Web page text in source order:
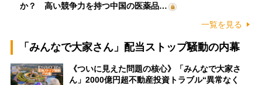
か？ 高い競争力を持つ中国の医薬品…
一覧を見る
「みんなで大家さん」配当ストップ騒動の内幕
《ついに見えた問題の核心》「みんなで大家さ
ん」2000億円超不動産投資トラブル“異常なく